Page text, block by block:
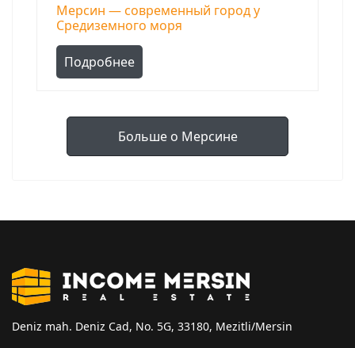
Мерсин — современный город у
Средиземного моря
Подробнее
Больше о Мерсине
Deniz mah. Deniz Cad, No. 5G, 33180, Mezitli/Mersin